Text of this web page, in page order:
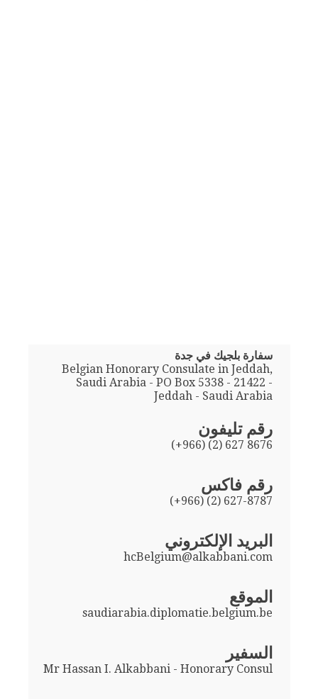
سفارة بلجيك في جدة
Belgian Honorary Consulate in Jeddah,
Saudi Arabia - PO Box 5338 - 21422 -
Jeddah - Saudi Arabia
رقم تليفون
(+966) (2) 627 8676
رقم فاكس
(+966) (2) 627-8787
البريد الإلكتروني
hcBelgium@alkabbani.com
الموقع
saudiarabia.diplomatie.belgium.be
السفير
Mr Hassan I. Alkabbani - Honorary Consul